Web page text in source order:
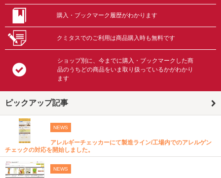
購入・ブックマーク履歴がわかります
クミタスでのご利用は商品購入時も無料です
ショップ別に、今までに購入・ブックマークした商
品のうちどの商品をいま取り扱っているかがわかり
ます
ピックアップ記事
NEWS
アレルギーチェッカーにて製造ライン/工場内でのアレルゲン
チェックの対応を開始しました。
NEWS